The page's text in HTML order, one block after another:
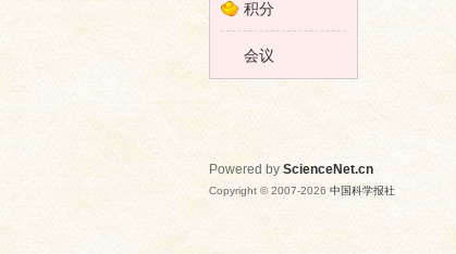
学
积分
会议
Powered by ScienceNet.cn
Copyright © 2007-2026 中国科学报社